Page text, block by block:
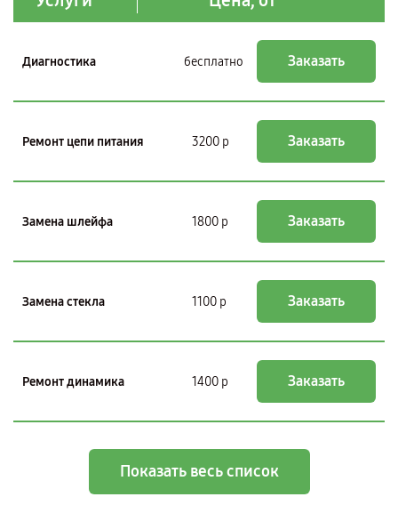
Диагностика бесплатно Заказать
Ремонт цепи питания 3200 р Заказать
Замена шлейфа 1800 р Заказать
Замена стекла 1100 р Заказать
Ремонт динамика 1400 р Заказать
Показать весь список